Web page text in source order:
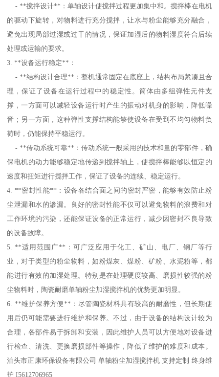
- **搅拌设计**：单轴设计使搅拌过程更加集中和。搅拌棒在电机
的驱动下旋转，对物料进行充分搅拌，让水与粉尘能够充分融合，
避免出现局部过湿或过干的情况，保证加湿后的物料湿度符合后续
处理或运输的要求。
3. **设备运行稳定**：
- **结构设计合理**：整机通常固定在底座上，结构布局紧凑且合
理，保证了设备在运行过程中的稳定性。筒体由多组弹性元件支
撑，一方面可以减轻设备运行时产生的振动对机身的影响，降低噪
音；另一方面，这种弹性支撑结构能够使设备在受到不均匀物料负
荷时，仍能保持平稳运行。
- **传动系统可靠**：传动系统一般采用的技术和量的零部件，确
保电机的动力能够稳定地传递到搅拌轴上，使搅拌棒能够以恒定的
速度和扭矩进行搅拌工作，保证了设备的连续、稳定运行。
4. **密封性能**：设备各结合面之间的密封严密，能够有效防止粉
尘泄漏和水的渗漏。良好的密封性能不仅可以避免物料的浪费和对
工作环境的污染，还能保证设备的正常运行，减少因密封不良导致
的设备故障。
5. **适用范围广**：可广泛应用于化工、矿山、电厂、钢厂等行
业，对于类型的粉尘物料，如粉煤灰、煤粉、矿粉、水泥粉等，都
能进行有效的加湿处理。特别是在处理硬度较高、磨损性较强的粉
尘物料时，陶瓷耐磨单轴粉尘加湿搅拌机的优势更加明显。
6. **维护保养方便**：尽管陶瓷材料具有较高的耐磨性，但长期使
用后仍可能需要进行维护和保养。不过，由于设备的结构设计较为
合理，各部件易于拆卸和安装，因此维护人员可以方便地对设备进
行检查、清洗、更换磨损部件等操作，降低了维护的难度和成本。
泊头市正康环保设备有限公司 单轴粉尘加湿搅拌机 支持定制 终身维
护 I5612706965